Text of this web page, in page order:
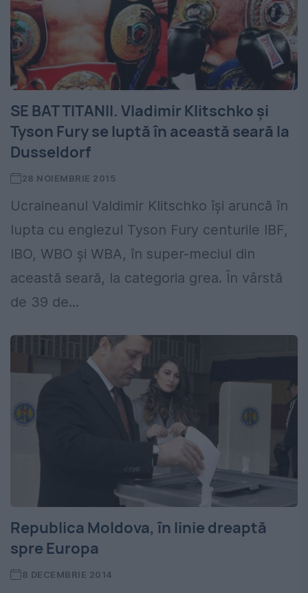
SE BAT TITANII. Vladimir Klitschko și
Tyson Fury se luptă în această seară la
Dusseldorf
28 NOIEMBRIE 2015
Ucraineanul Valdimir Klitschko își aruncă în
lupta cu englezul Tyson Fury centurile IBF,
IBO, WBO și WBA, în super-meciul din
această seară, la categoria grea. În vârstă
de 39 de...
Republica Moldova, în linie dreaptă
spre Europa
8 DECEMBRIE 2014